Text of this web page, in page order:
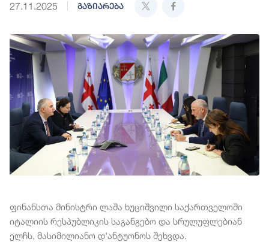
27.11.2025 გაზიარება
ფინანსთა მინისტრი ლაშა ხუციშვილი საქართველოში
იტალიის რესპუბლიკის საგანგებო და სრულუფლებიან
ელჩს, მასიმილიანო დ'ანტუონოს შეხვდა.